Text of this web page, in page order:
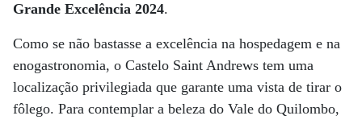
Grande Excelência 2024.
Como se não bastasse a excelência na hospedagem e na
enogastronomia, o Castelo Saint Andrews tem uma
localização privilegiada que garante uma vista de tirar o
fôlego. Para contemplar a beleza do Vale do Quilombo,